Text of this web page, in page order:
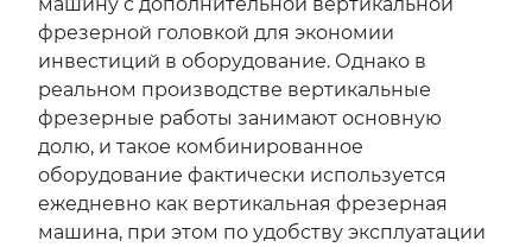
фрезерной головкой для экономии
инвестиций в оборудование. Однако в
реальном производстве вертикальные
фрезерные работы занимают основную
долю, и такое комбинированное
оборудование фактически используется
ежедневно как вертикальная фрезерная
машина, при этом по удобству эксплуатации